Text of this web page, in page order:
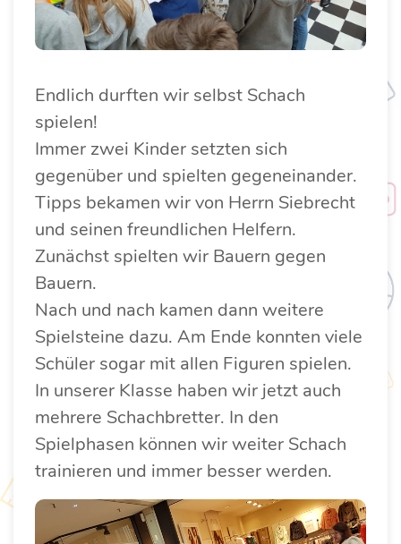
Endlich durften wir selbst Schach
spielen!
Immer zwei Kinder setzten sich
gegenüber und spielten gegeneinander.
Tipps bekamen wir von Herrn Siebrecht
und seinen freundlichen Helfern.
Zunächst spielten wir Bauern gegen
Bauern.
Nach und nach kamen dann weitere
Spielsteine dazu. Am Ende konnten viele
Schüler sogar mit allen Figuren spielen.
In unserer Klasse haben wir jetzt auch
mehrere Schachbretter. In den
Spielphasen können wir weiter Schach
trainieren und immer besser werden.